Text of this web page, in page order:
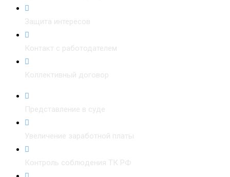
Защита интересов
Контакт с работодателем
Коллективный договор
Представление в суде
Увеличение заработной платы
Контроль соблюдения ТК РФ